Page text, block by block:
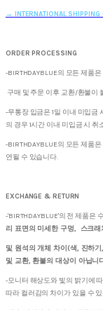
→ INTERNATIONAL SHIPPING
ORDER PROCESSING
-BIRTHDAYBLUE의 모든 제품
구매 및 주문 이후 교환/환불이
-무통장 입금은 1일 이내 미입금
의 경우 1시간 이내 미입금 시 취
-BIRTHDAYBLUE의 모든 제품
연될 수 있습니다.
EXCHANGE & RETURN
-'BIRTHDAYBLUE'의 전 제품은
리 표면의 미세한 구멍, 스크래
및 원석의 개체 차이(색, 진하
및 교환, 환불의 대상이 아닙니
-모니터 해상도와 빛의 밝기에
따라 컬러감의 차이가 있을 수